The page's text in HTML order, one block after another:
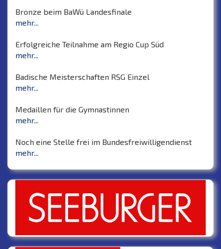
Bronze beim BaWü Landesfinale
mehr...
Erfolgreiche Teilnahme am Regio Cup Süd
mehr...
Badische Meisterschaften RSG Einzel
mehr...
Medaillen für die Gymnastinnen
mehr...
Noch eine Stelle frei im Bundesfreiwilligendienst
mehr...